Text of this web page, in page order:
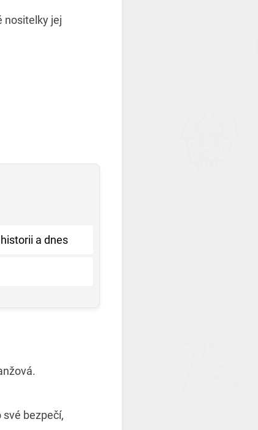
nositelky jej
a dnes
své bezpečí,